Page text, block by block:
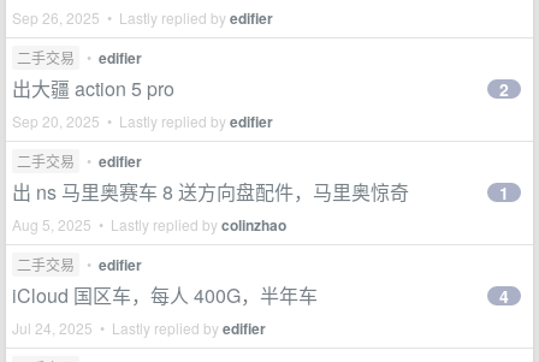
Sep 26, 2025 • Lastly replied byedifier
二手交易 • edifier
出大疆 action 5 pro
Sep 20, 2025 • Lastly replied byedifier
2
二手交易 • edifier
出 ns 马里奥赛车 8 送方向盘配件，马里奥惊奇
Aug 5, 2025 • Lastly replied bycolinzhao
1
二手交易 • edifier
iCloud 国区车，每人 400G，半年车
Jul 24, 2025 • Lastly replied byedifier
4